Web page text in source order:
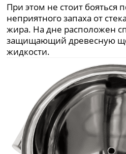
При этом не стоит бояться
неприятного запаха от
жира. На дне расположен
защищающий древесную
жидкости.